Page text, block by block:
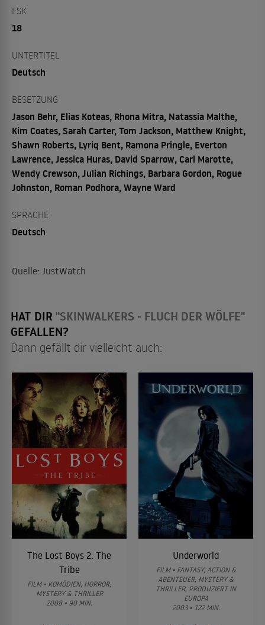
FSK
18
UNTERTITEL
Deutsch
BESETZUNG
Jason Behr, Elias Koteas, Rhona Mitra, Natassia Malthe,
Kim Coates, Sarah Carter, Tom Jackson, Matthew Knight,
Shawn Roberts, Lyriq Bent, Ramona Pringle, Everton
Lawrence, Jessica Huras, David Sparrow, Carl Marotte,
Wendy Crewson, Julian Richings, Barbara Gordon, Rogue
Johnston, Roman Podhora, Wayne Ward
SPRACHE
Deutsch
Quelle: JustWatch
HAT DIR "SKINWALKERS - FLUCH DER WÖLFE"
GEFALLEN?
Dann gefällt dir vielleicht auch:
The Lost Boys 2: The
Tribe
FILM • KOMÖDIEN, HORROR,
MYSTERY & THRILLER
2008 • 90 MIN.
Underworld
FILM • FANTASY, ACTION &
ABENTEUER, MYSTERY &
THRILLER, PRODUZIERT IN
EUROPA
2003 • 122 MIN.